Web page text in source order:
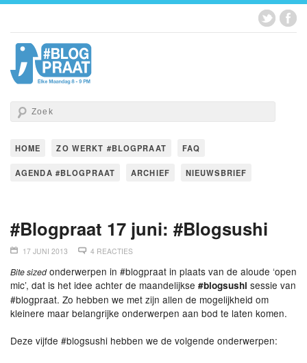
HOME ZO WERKT #BLOGPRAAT FAQ
AGENDA #BLOGPRAAT ARCHIEF NIEUWSBRIEF
#Blogpraat 17 juni: #Blogsushi
17 JUNI 2013 4 REACTIES
Bite sizedonderwerpen in #blogpraat in plaats van de aloude ‘open
mic’, dat is het idee achter de maandelijkse #blogsushi sessie van
#blogpraat. Zo hebben we met zijn allen de mogelijkheid om
kleinere maar belangrijke onderwerpen aan bod te laten komen.
Deze vijfde #blogsushi hebben we de volgende onderwerpen: